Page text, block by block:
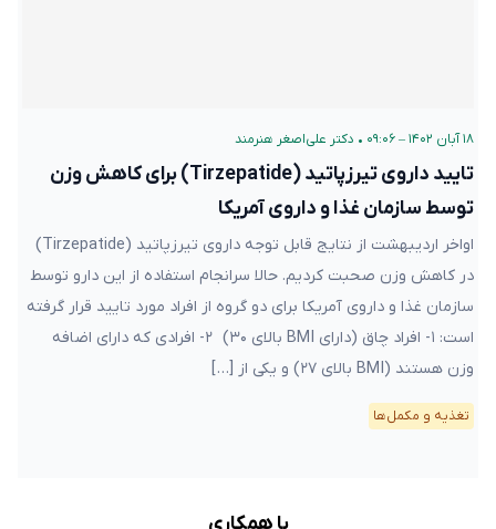
۱۸ آبان ۱۴۰۲ – ۰۹:۰۶ • دکتر علی‌اصغر هنرمند
تایید داروی تیرزپاتید (Tirzepatide) برای کاهش وزن
توسط سازمان غذا و داروی آمریکا
اواخر اردیبهشت از نتایج قابل توجه داروی تیرزپاتید (Tirzepatide)
در کاهش وزن صحبت کردیم. حالا سرانجام استفاده از این دارو توسط
سازمان غذا و داروی آمریکا برای دو گروه از افراد مورد تایید قرار گرفته
است: ۱- افراد چاق (دارای BMI بالای ۳۰) ۲- افرادی که دارای اضافه
وزن هستند (BMI بالای ۲۷) و یکی از […]
تغذیه و مکمل‌ها